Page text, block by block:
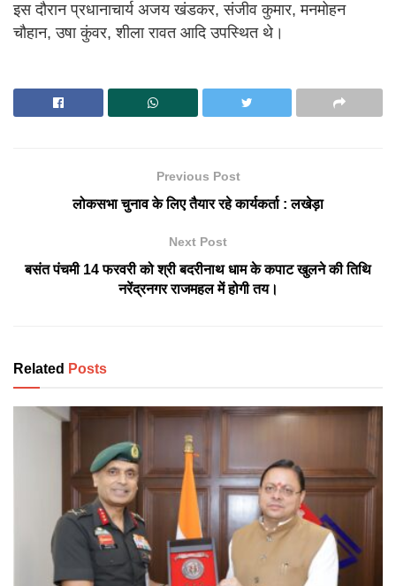
इस दौरान प्रधानाचार्य अजय खंडकर, संजीव कुमार, मनमोहन
चौहान, उषा कुंवर, शीला रावत आदि उपस्थित थे।
Previous Post
लोकसभा चुनाव के लिए तैयार रहे कार्यकर्ता : लखेड़ा
Next Post
बसंत पंचमी 14 फरवरी को श्री बदरीनाथ धाम के कपाट खुलने की तिथि
नरेंद्रनगर राजमहल में होगी तय।
Related Posts